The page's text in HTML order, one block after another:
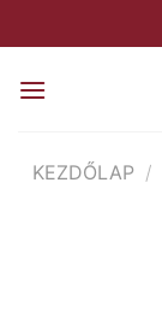
to
KEZDŐLAP /